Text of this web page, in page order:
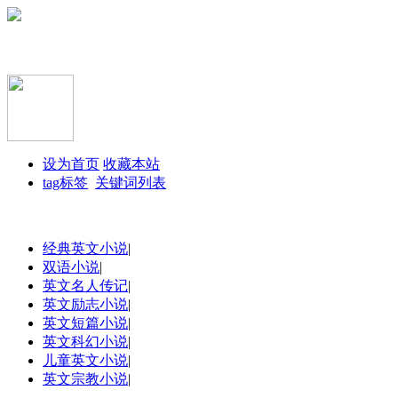
设为首页 收藏本站
tag标签 关键词列表
经典英文小说|
双语小说|
英文名人传记|
英文励志小说|
英文短篇小说|
英文科幻小说|
儿童英文小说|
英文宗教小说|